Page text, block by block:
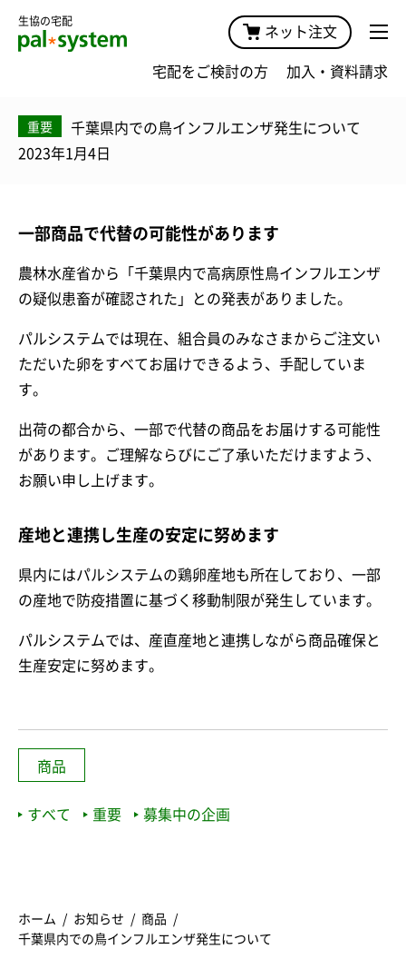
生協の宅配
ネット注文
宅配をご検討の方 加入・資料請求
重要
千葉県内での鳥インフルエンザ発生について
2023年1月4日
一部商品で代替の可能性があります
農林水産省から「千葉県内で高病原性鳥インフルエンザ
の疑似患畜が確認された」との発表がありました。
パルシステムでは現在、組合員のみなさまからご注文い
ただいた卵をすべてお届けできるよう、手配していま
す。
出荷の都合から、一部で代替の商品をお届けする可能性
があります。ご理解ならびにご了承いただけますよう、
お願い申し上げます。
産地と連携し生産の安定に努めます
県内にはパルシステムの鶏卵産地も所在しており、一部
の産地で防疫措置に基づく移動制限が発生しています。
パルシステムでは、産直産地と連携しながら商品確保と
生産安定に努めます。
商品
すべて 重要 募集中の企画
ホーム お知らせ
商品
千葉県内での鳥インフルエンザ発生について